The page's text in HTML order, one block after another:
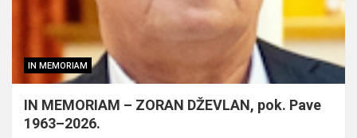
IN MEMORIAM
IN MEMORIAM – ZORAN DŽEVLAN, pok. Pave
1963–2026.